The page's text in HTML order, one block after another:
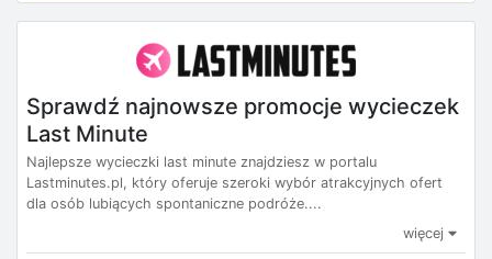
Sprawdź najnowsze promocje wycieczek
Last Minute
Najlepsze wycieczki last minute znajdziesz w portalu
Lastminutes.pl, który oferuje szeroki wybór atrakcyjnych ofert
dla osób lubiących spontaniczne podróże....
więcej